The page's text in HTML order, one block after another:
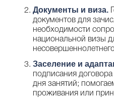
Документы и виза.
документов для
необходимости
национальной визы
Заселение и
подписания
дня занятий;
проживания или